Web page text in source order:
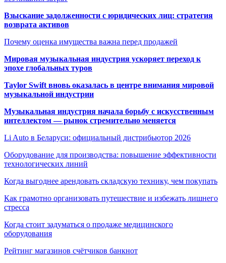
Взыскание задолженности с юридических лиц: стратегия
возврата активов
Почему оценка имущества важна перед продажей
Мировая музыкальная индустрия ускоряет переход к
эпохе глобальных туров
Taylor Swift вновь оказалась в центре внимания мировой
музыкальной индустрии
Музыкальная индустрия начала борьбу с искусственным
интеллектом — рынок стремительно меняется
Li Auto в Беларуси: официальный дистрибьютор 2026
Оборудование для производства: повышение эффективности
технологических линий
Когда выгоднее арендовать складскую технику, чем покупать
Как грамотно организовать путешествие и избежать лишнего
стресса
Когда стоит задуматься о продаже медицинского
оборудования
Рейтинг магазинов счётчиков банкнот